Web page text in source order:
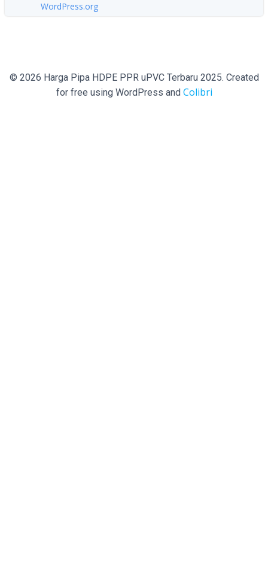
WordPress.org
© 2026 Harga Pipa HDPE PPR uPVC Terbaru 2025. Created
for free using WordPress and Colibri